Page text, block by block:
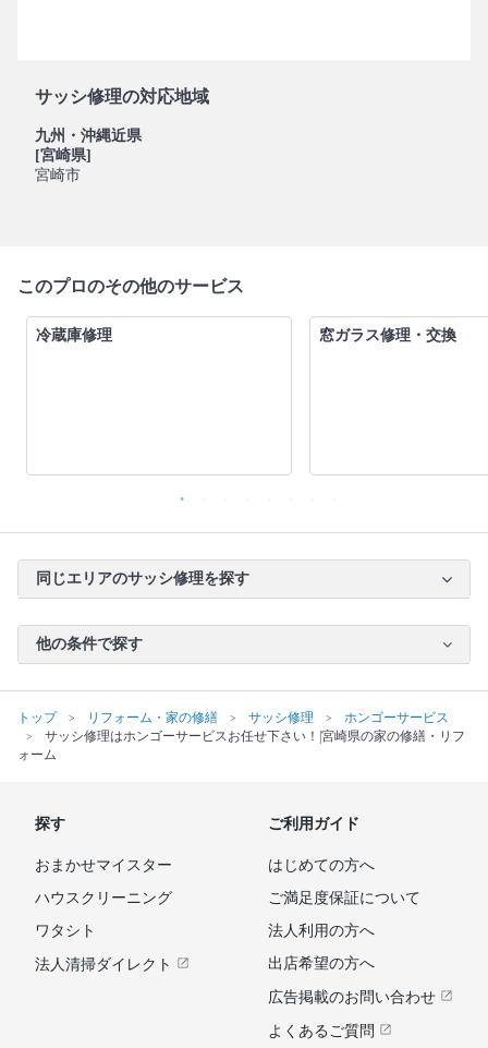
サッシ修理の対応地域
九州・沖縄近県
[宮崎県]
宮崎市
このプロのその他のサービス
冷蔵庫修理 窓ガラス修理・交換
同じエリアのサッシ修理を探す
他の条件で探す
トップ リフォーム・家の修繕 サッシ修理
ホンゴーサービス
サッシ修理はホンゴーサービスお任せ下さい！|宮崎県の家の修繕・リフ
ォーム
探す
おまかせマイスター
ハウスクリーニング
ワタシト
法人清掃ダイレクト
ご利用ガイド
はじめての方へ
ご満足度保証について
法人利用の方へ
出店希望の方へ
広告掲載のお問い合わせ
よくあるご質問